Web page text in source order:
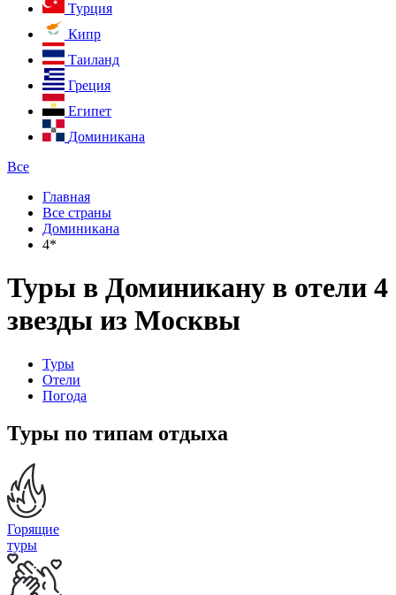
Турция
Кипр
Таиланд
Греция
Египет
Доминикана
Все
Главная
Все страны
Доминикана
4*
Туры в Доминикану в отели 4
звезды из Москвы
Туры
Отели
Погода
Туры по типам отдыха
Горящие
туры